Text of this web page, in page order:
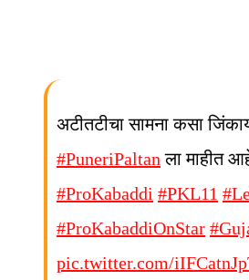
अटीतटीचा सामना कसा
#PuneriPaltan ला माहीत
#ProKabaddi #PKL11
#ProKabaddiOnStar
pic.twitter.com/